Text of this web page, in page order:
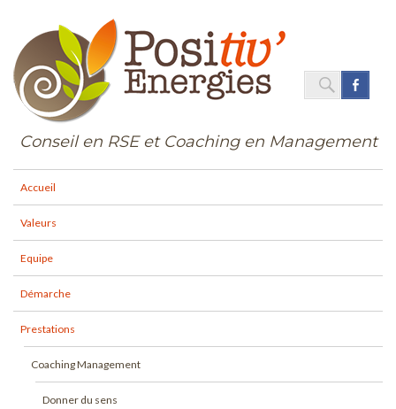
Conseil en RSE et Coaching en Management
SearchSEARCH
Accueil
Valeurs
Equipe
Démarche
Prestations
Coaching Management
Donner du sens